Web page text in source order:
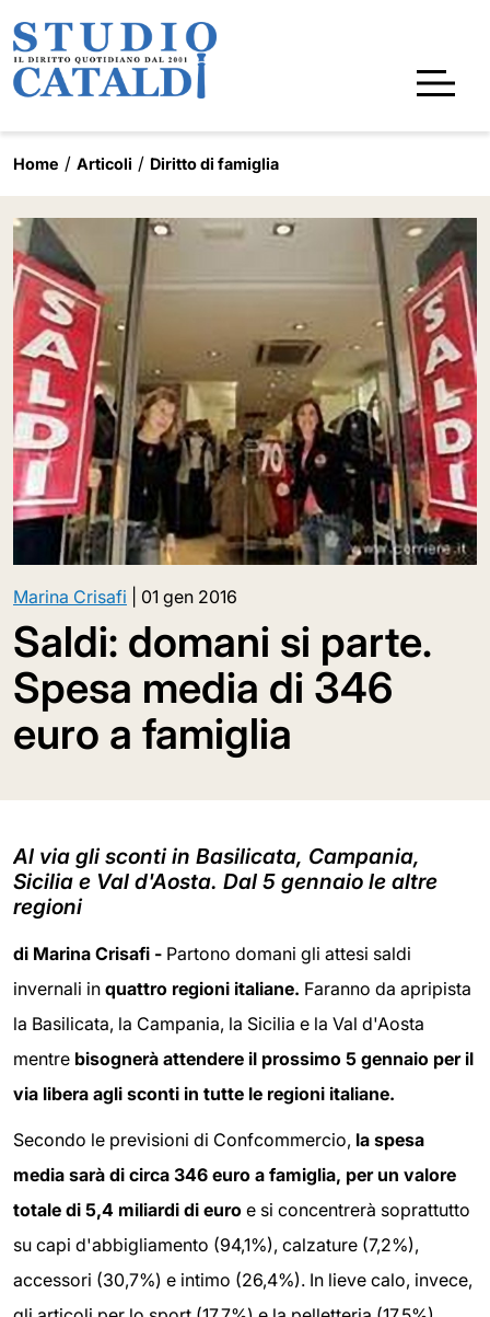
Home Articoli Diritto di famiglia
Marina Crisafi 01 gen 2016
Saldi: domani si parte.
Spesa media di 346
euro a famiglia
Al via gli sconti in Basilicata, Campania,
Sicilia e Val d'Aosta. Dal 5 gennaio le altre
regioni
di Marina Crisafi - Partono domani gli attesi saldi
invernali in quattro regioni italiane. Faranno da apripista
la Basilicata, la Campania, la Sicilia e la Val d'Aosta
mentre bisognerà attendere il prossimo 5 gennaio per il
via libera agli sconti in tutte le regioni italiane.
Secondo le previsioni di Confcommercio, la spesa
media sarà di circa 346 euro a famiglia, per un valore
totale di 5,4 miliardi di euro e si concentrerà soprattutto
su capi d'abbigliamento (94,1%), calzature (7,2%),
accessori (30,7%) e intimo (26,4%). In lieve calo, invece,